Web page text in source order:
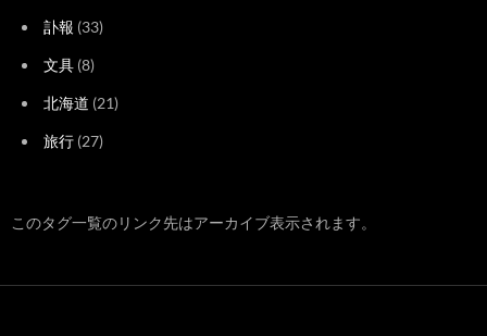
訃報 (33)
文具 (8)
北海道 (21)
旅行 (27)
このタグ一覧のリンク先はアーカイブ表示されます。